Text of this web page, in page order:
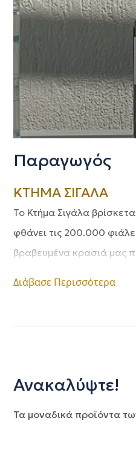
Παραγωγός
ΚΤΗΜΑ ΣΙΓΑΛΑ
Το Κτήμα Σιγάλα
φθάνει τις 200.000
βραβευμένα κρασιά μας
Διάβασε Περισσότερα
Ανακαλύψτε!
Τα μοναδικά προϊόντα